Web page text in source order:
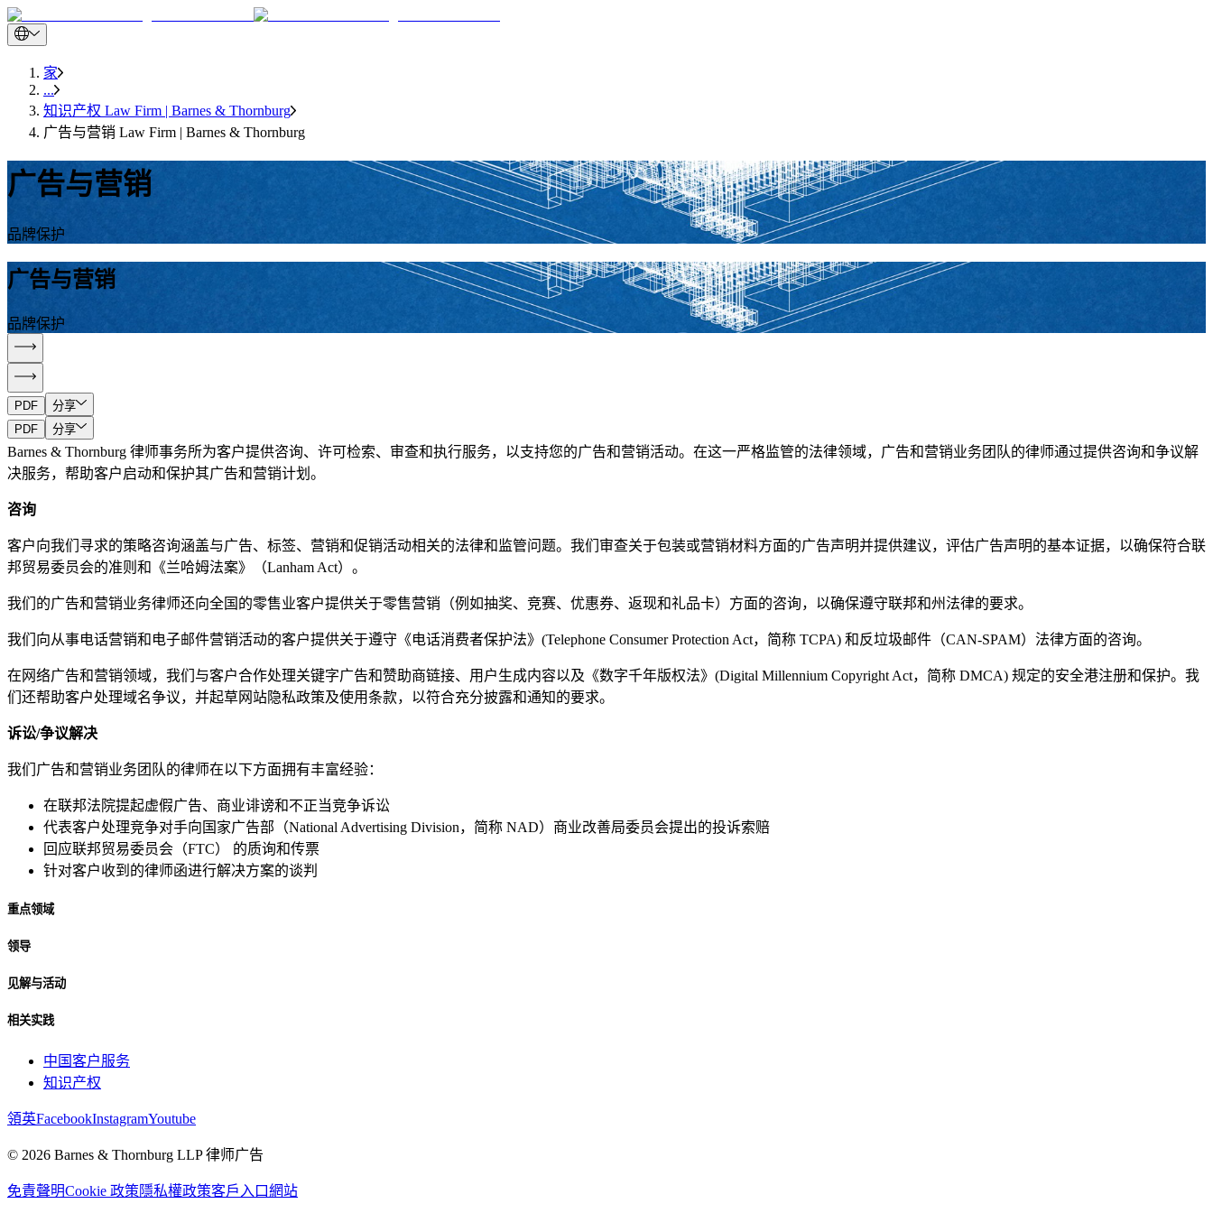
家
...
知识产权 Law Firm | Barnes & Thornburg
广告与营销 Law Firm | Barnes & Thornburg
广告与营销
品牌保护
广告与营销
品牌保护
PDF
分享
PDF
分享
Barnes & Thornburg 律师事务所为客户提供咨询、许可检索、审查和执行服务，以支持您的广告和营销活动。在这一严格监管的法律领域，广告和营销业务团队的律师通过提供咨询和争议解
决服务，帮助客户启动和保护其广告和营销计划。
咨询
客户向我们寻求的策略咨询涵盖与广告、标签、营销和促销活动相关的法律和监管问题。我们审查关于包装或营销材料方面的广告声明并提供建议，评估广告声明的基本证据，以确保符合联
邦贸易委员会的准则和《兰哈姆法案》（Lanham Act）。
我们的广告和营销业务律师还向全国的零售业客户提供关于零售营销（例如抽奖、竞赛、优惠券、返现和礼品卡）方面的咨询，以确保遵守联邦和州法律的要求。
我们向从事电话营销和电子邮件营销活动的客户提供关于遵守《电话消费者保护法》(Telephone Consumer Protection Act，简称 TCPA) 和反垃圾邮件（CAN-SPAM）法律方面的咨询。
在网络广告和营销领域，我们与客户合作处理关键字广告和赞助商链接、用户生成内容以及《数字千年版权法》(Digital Millennium Copyright Act，简称 DMCA) 规定的安全港注册和保护。我
们还帮助客户处理域名争议，并起草网站隐私政策及使用条款，以符合充分披露和通知的要求。
诉讼/争议解决
我们广告和营销业务团队的律师在以下方面拥有丰富经验：
在联邦法院提起虚假广告、商业诽谤和不正当竞争诉讼
代表客户处理竞争对手向国家广告部（National Advertising Division，简称 NAD）商业改善局委员会提出的投诉索赔
回应联邦贸易委员会（FTC） 的质询和传票
针对客户收到的律师函进行解决方案的谈判
重点领域
领导
见解与活动
相关实践
中国客户服务
知识产权
領英FacebookInstagramYoutube
© 2026 Barnes & Thornburg LLP 律师广告
免責聲明Cookie 政策隱私權政策客戶入口網站